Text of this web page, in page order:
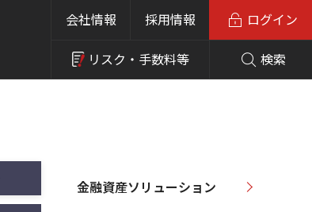
会社情報 採用情報
リスク・ 手数料等 検索
ログイン
金融資産ソリューション